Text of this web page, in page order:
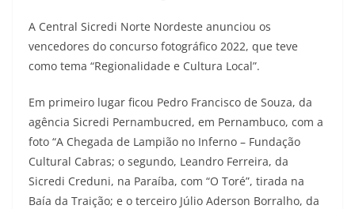
A Central Sicredi Norte Nordeste anunciou os
vencedores do concurso fotográfico 2022, que teve
como tema “Regionalidade e Cultura Local”.
Em primeiro lugar ficou Pedro Francisco de Souza, da
agência Sicredi Pernambucred, em Pernambuco, com a
foto “A Chegada de Lampião no Inferno – Fundação
Cultural Cabras; o segundo, Leandro Ferreira, da
Sicredi Creduni, na Paraíba, com “O Toré”, tirada na
Baía da Traição; e o terceiro Júlio Aderson Borralho, da